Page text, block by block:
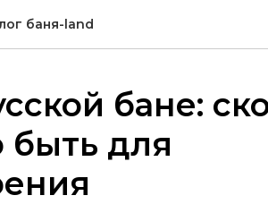
баня-land
бане:
быть для